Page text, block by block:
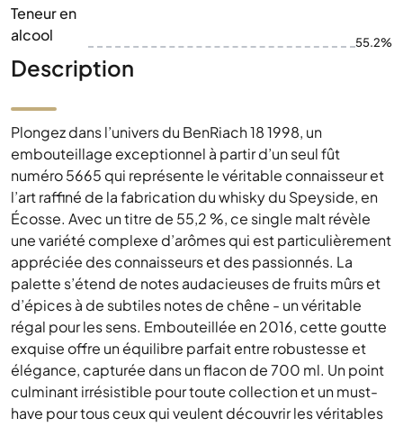
Teneur en
alcool
55.2%
Description
Plongez dans l’univers du BenRiach 18 1998, un
embouteillage exceptionnel à partir d’un seul fût
numéro 5665 qui représente le véritable connaisseur et
l’art raffiné de la fabrication du whisky du Speyside, en
Écosse. Avec un titre de 55,2 %, ce single malt révèle
une variété complexe d’arômes qui est particulièrement
appréciée des connaisseurs et des passionnés. La
palette s’étend de notes audacieuses de fruits mûrs et
d’épices à de subtiles notes de chêne - un véritable
régal pour les sens. Embouteillée en 2016, cette goutte
exquise offre un équilibre parfait entre robustesse et
élégance, capturée dans un flacon de 700 ml. Un point
culminant irrésistible pour toute collection et un must-
have pour tous ceux qui veulent découvrir les véritables